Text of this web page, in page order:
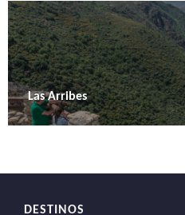
Las Arribes
DESTINOS